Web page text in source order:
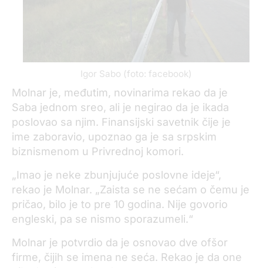
Igor Sabo (foto: facebook)
Molnar je, međutim, novinarima rekao da je
Saba jednom sreo, ali je negirao da je ikada
poslovao sa njim. Finansijski savetnik čije je
ime zaboravio, upoznao ga je sa srpskim
biznismenom u Privrednoj komori.
„Imao je neke zbunjujuće poslovne ideje“,
rekao je Molnar. „Zaista se ne sećam o čemu je
pričao, bilo je to pre 10 godina. Nije govorio
engleski, pa se nismo sporazumeli.“
Molnar je potvrdio da je osnovao dve ofšor
firme, čijih se imena ne seća. Rekao je da one